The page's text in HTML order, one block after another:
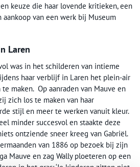
keuze die haar lovende kritieken, een
van een werk bij Museum
Laren
was in het schilderen van intieme
haar verblijf in Laren het plein-air
maken. Op aanraden van Mauve en
zich los te maken van haar
stijl en meer te werken vanuit kleur.
minder succesvol en staakte deze
ontziende sneer kreeg van Gabriël.
van 1886 op bezoek bij zijn
Mauve en zag Wally ploeteren op een